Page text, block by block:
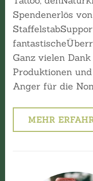
Spendenerlös
Ganz vielen
Produktionen
Anger für die
MEHR